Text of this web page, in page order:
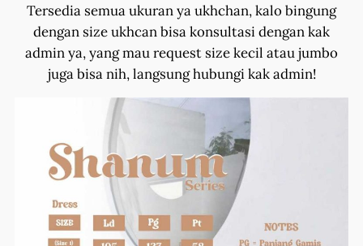
Tersedia semua ukuran ya ukhchan, kalo bingung
dengan size ukhcan bisa konsultasi dengan kak
admin ya, yang mau request size kecil atau jumbo
juga bisa nih, langsung hubungi kak admin!